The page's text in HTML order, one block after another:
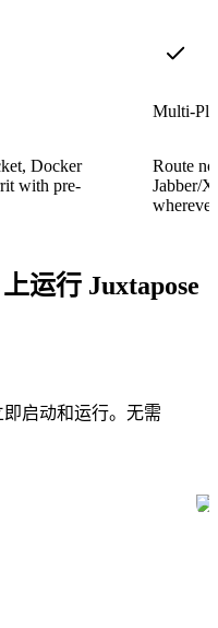
Docker
with pre-
Multi-
Route
Jabber/
运行 Juxtapose
启动和运行。无需